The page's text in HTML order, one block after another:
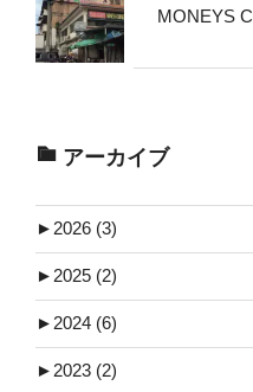
MONEYS
アーカイブ
► 2026 (3)
► 2025 (2)
► 2024 (6)
► 2023 (2)